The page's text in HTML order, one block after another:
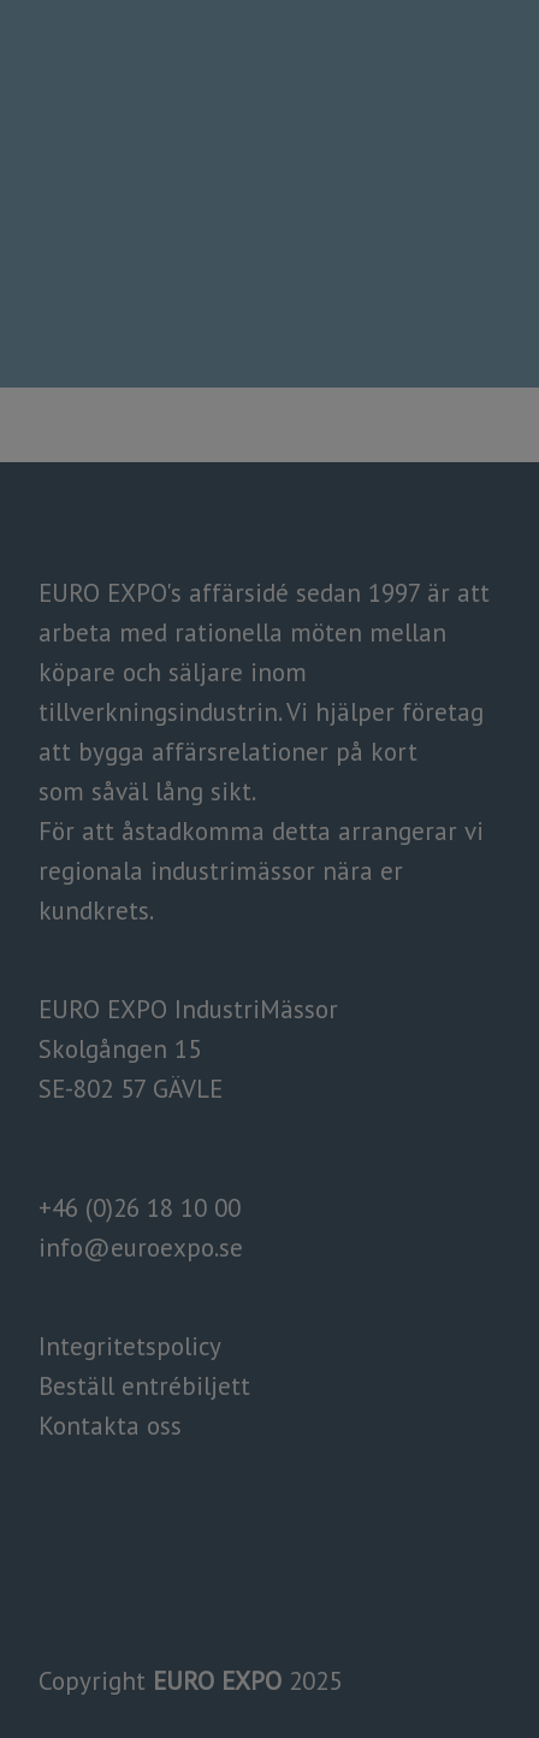
EURO EXPO's affärsidé sedan 1997 är att
arbeta med rationella möten mellan
köpare och säljare inom
tillverkningsindustrin.​​​​​​​Vi hjälper företag
att bygga affärsrelationer på kort
som såväl lång sikt.
​​​​​​​För att åstadkomma detta arrangerar vi
regionala industrimässor nära er
kundkrets.
EURO EXPO IndustriMässor
Skolgången 15
SE-802 57 GÄVLE
+46 (0)26 18 10 00
info@euroexpo.se
Integritetspolicy​​​​​​
Beställ entrébiljett
Kontakta oss
Copyright EURO EXPO 2025